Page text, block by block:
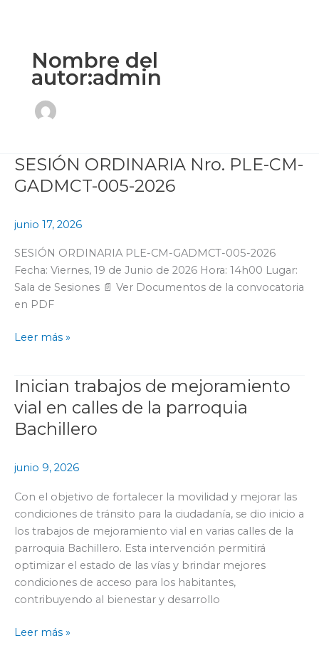
Nombre del
autor:admin
SESIÓN ORDINARIA Nro. PLE-CM-
GADMCT-005-2026
junio 17, 2026
SESIÓN ORDINARIA PLE-CM-GADMCT-005-2026
Fecha: Viernes, 19 de Junio de 2026 Hora: 14h00 Lugar:
Sala de Sesiones 📄 Ver Documentos de la convocatoria
en PDF
SESIÓN
ORDINARIA
Nro.
CM-
GADMCT-
005-
2026
Leer más »
Inician trabajos de mejoramiento
vial en calles de la parroquia
Bachillero
junio 9, 2026
Con el objetivo de fortalecer la movilidad y mejorar las
condiciones de tránsito para la ciudadanía, se dio inicio a
los trabajos de mejoramiento vial en varias calles de la
parroquia Bachillero. Esta intervención permitirá
optimizar el estado de las vías y brindar mejores
condiciones de acceso para los habitantes,
contribuyendo al bienestar y desarrollo
Inician
trabajos
de
mejoramiento
en
de
la
parroquia
Bachillero
Leer más »